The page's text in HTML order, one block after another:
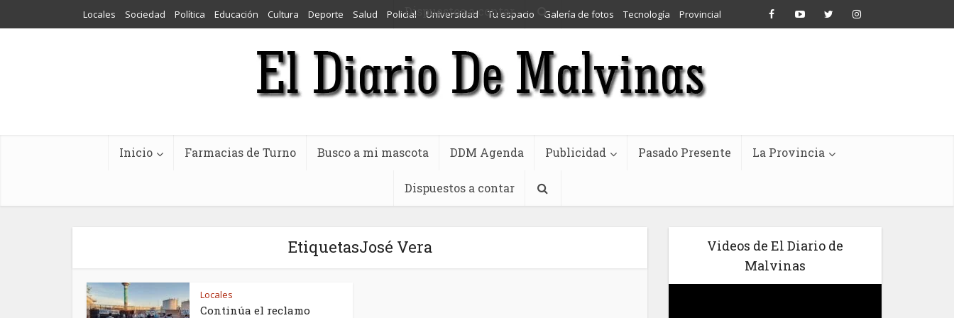
Dispuestos a contar
Locales Sociedad Política Educación Cultura Deporte Salud Policial Universidad Tu espacio Galería de fotos Tecnología Provincial
Inicio Farmacias de Turno Busco a mi mascota DDM Agenda Publicidad Pasado Presente La Provincia
Dispuestos a contar
EtiquetasJosé Vera
Locales
Continúa el reclamo
Videos de El Diario de
Malvinas